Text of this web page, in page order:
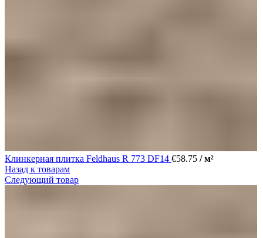
Клинкерная плитка Feldhaus R 773 DF14 €58.75 / м²
Назад к товарам
Следующий товар